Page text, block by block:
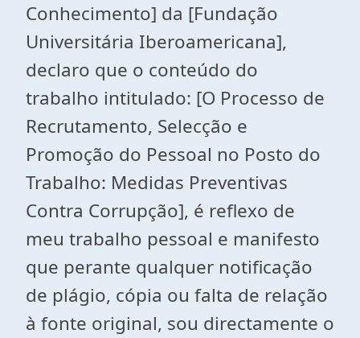
Conhecimento] da [Fundação
Universitária Iberoamericana],
declaro que o conteúdo do
trabalho intitulado: [O Processo de
Recrutamento, Selecção e
Promoção do Pessoal no Posto do
Trabalho: Medidas Preventivas
Contra Corrupção], é reflexo de
meu trabalho pessoal e manifesto
que perante qualquer notificação
de plágio, cópia ou falta de relação
à fonte original, sou directamente o